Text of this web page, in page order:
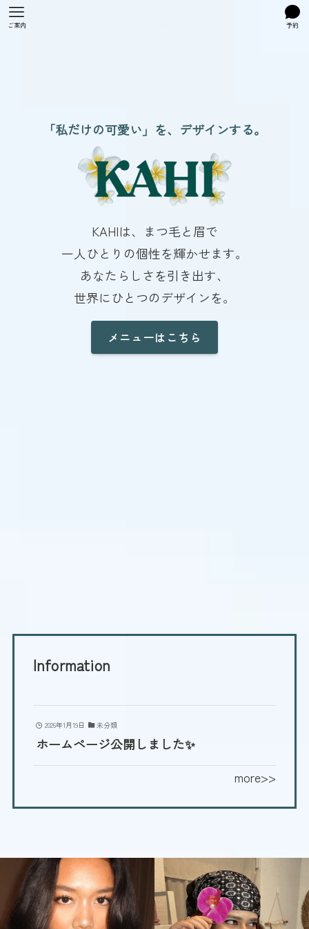
予約
ご案内
「私だけの可愛い」を、デザインする。
KAHIは、まつ毛と眉で
一人ひとりの個性を輝かせます。
あなたらしさを引き出す、
世界にひとつのデザインを。
メニューはこちら
Information
2026年1月19日 未分類
ホームページ公開しました✨
more>>